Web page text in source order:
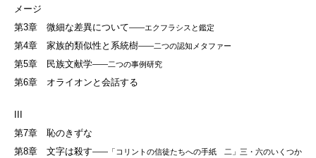
メージ
第3章 微細な差異について――エクフラシスと鑑定
第4章 家族的類似性と系統樹――二つの認知メタファー
第5章 民族文献学――二つの事例研究
第6章 オライオンと会話する
第7章 恥のきずな
第8章 文字は殺す――「コリントの信徒たちへの手紙 二」三・六のいくつか